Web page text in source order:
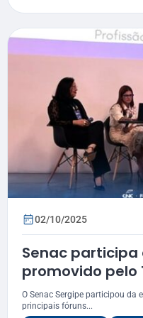
02/10/2025
Senac participa
promovido pelo
Innovation
O Senac Sergipe participou da
principais fóruns...